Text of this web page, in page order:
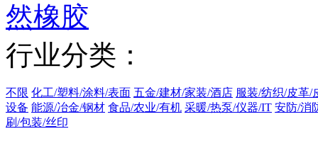
然橡胶
行业分类：
不限 化工/塑料/涂料/表面 五金/建材/家装/酒店 服装/纺织/皮革/
设备 能源/冶金/钢材 食品/农业/有机 采暖/热泵/仪器/IT 安防/消
刷/包装/丝印